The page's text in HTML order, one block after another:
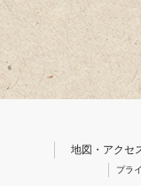
地図・アクセ
プラ